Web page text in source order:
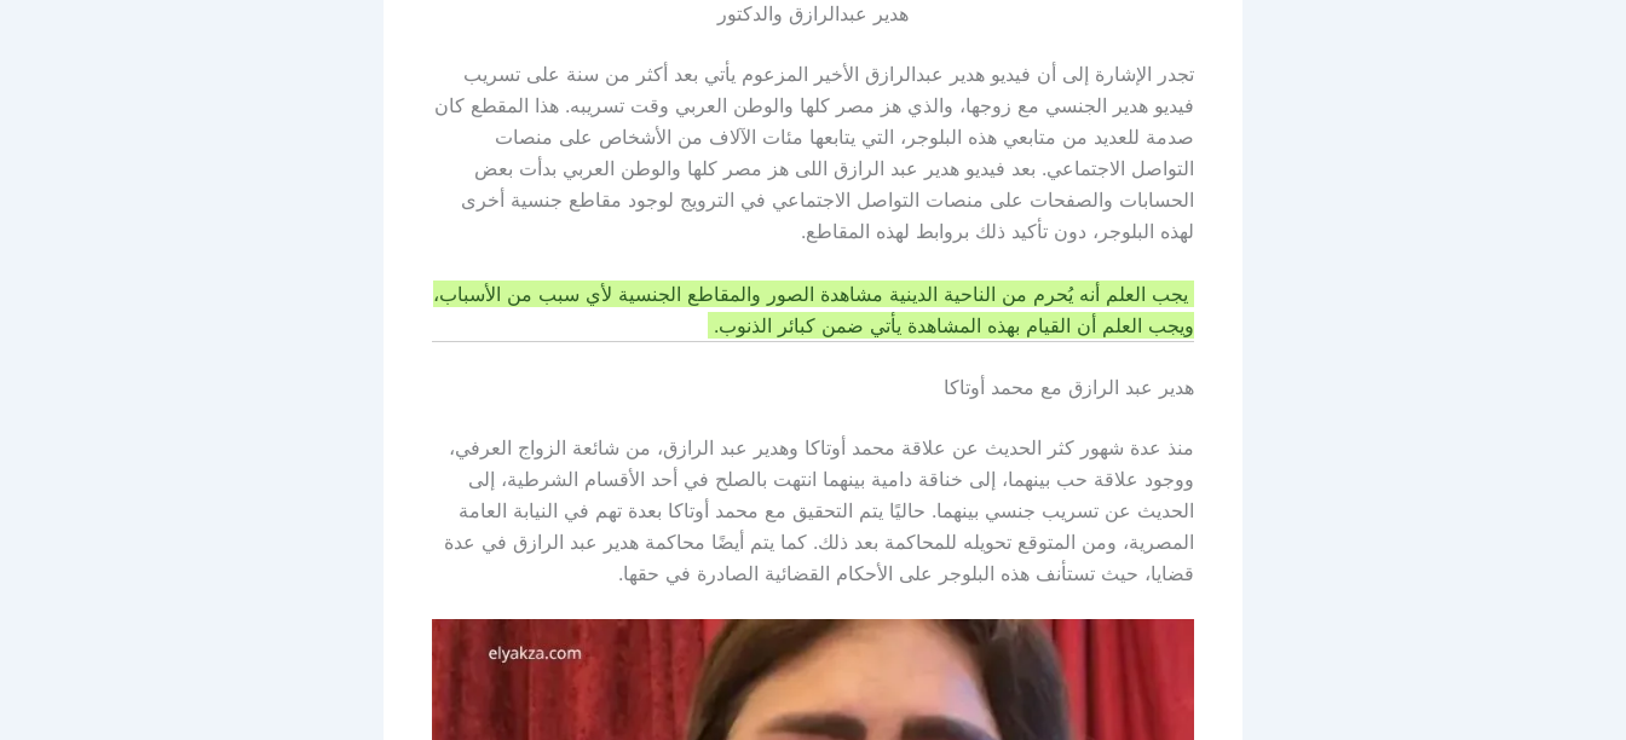
هدير عبدالرازق والدكتور
تجدر الإشارة إلى أن فيديو هدير عبدالرازق الأخير المزعوم يأتي بعد أكثر من سنة على تسريب
فيديو هدير الجنسي مع زوجها، والذي هز مصر كلها والوطن العربي وقت تسريبه. هذا المقطع كان
صدمة للعديد من متابعي هذه البلوجر، التي يتابعها مئات الآلاف من الأشخاص على منصات
التواصل الاجتماعي. بعد فيديو هدير عبد الرازق اللى هز مصر كلها والوطن العربي بدأت بعض
الحسابات والصفحات على منصات التواصل الاجتماعي في الترويج لوجود مقاطع جنسية أخرى
لهذه البلوجر، دون تأكيد ذلك بروابط لهذه المقاطع.
يجب العلم أنه يُحرم من الناحية الدينية مشاهدة الصور والمقاطع الجنسية لأي سبب من الأسباب،
ويجب العلم أن القيام بهذه المشاهدة يأتي ضمن كبائر الذنوب.
هدير عبد الرازق مع محمد أوتاكا
منذ عدة شهور كثر الحديث عن علاقة محمد أوتاكا وهدير عبد الرازق، من شائعة الزواج العرفي،
ووجود علاقة حب بينهما، إلى خناقة دامية بينهما انتهت بالصلح في أحد الأقسام الشرطية، إلى
الحديث عن تسريب جنسي بينهما. حاليًا يتم التحقيق مع محمد أوتاكا بعدة تهم في النيابة العامة
المصرية، ومن المتوقع تحويله للمحاكمة بعد ذلك. كما يتم أيضًا محاكمة هدير عبد الرازق في عدة
قضايا، حيث تستأنف هذه البلوجر على الأحكام القضائية الصادرة في حقها.